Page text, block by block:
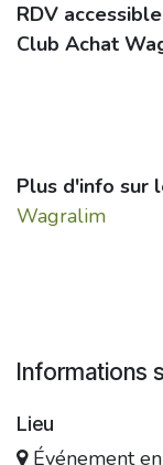
RDV
Club Achat
Plus d'info sur
Wagralim
Informations
Lieu
Événement